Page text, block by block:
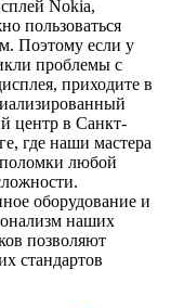
Nokia,
пользоваться
Поэтому если у
проблемы с
приходите в
центр в Санкт-
где наши мастера
поломки любой
оборудование и
наших
позволяют
стандартов